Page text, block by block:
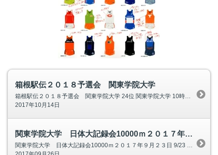
箱根駅伝２０１８予選会 関東学院大学
2017年10月14日
関東学院大学 日体大記録会10000ｍ２０１７年９月２３日